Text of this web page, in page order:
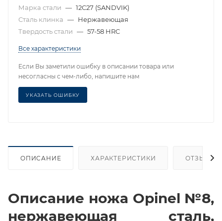
Марка стали — 12C27 (SANDVIK)
Сталь клинка — Нержавеющая
Твердость стали — 57-58 HRC
Все характеристики
Если Вы заметили ошибку в описании товара или
несогласны с чем-либо, напишите нам
УКАЗАТЬ ОШИБКУ
ОПИСАНИЕ ХАРАКТЕРИСТИКИ ОТЗЫВЫ
Описание ножа Opinel №8,
нержавеющая сталь,